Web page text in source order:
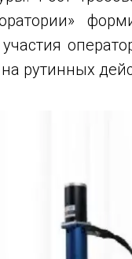
участия
рутинных